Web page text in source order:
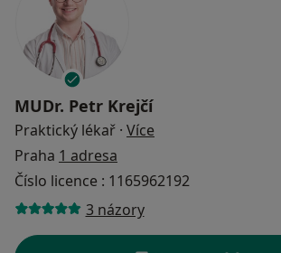
MUDr. Petr Krejčí
Praktický lékař · Více
Praha 1 adresa
Číslo licence : 1165962192
3 názory